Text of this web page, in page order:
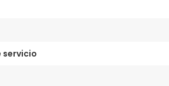
servicio